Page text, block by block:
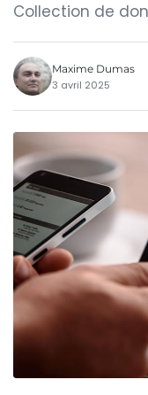
Collection de
Maxime Dumas
3 avril 2025